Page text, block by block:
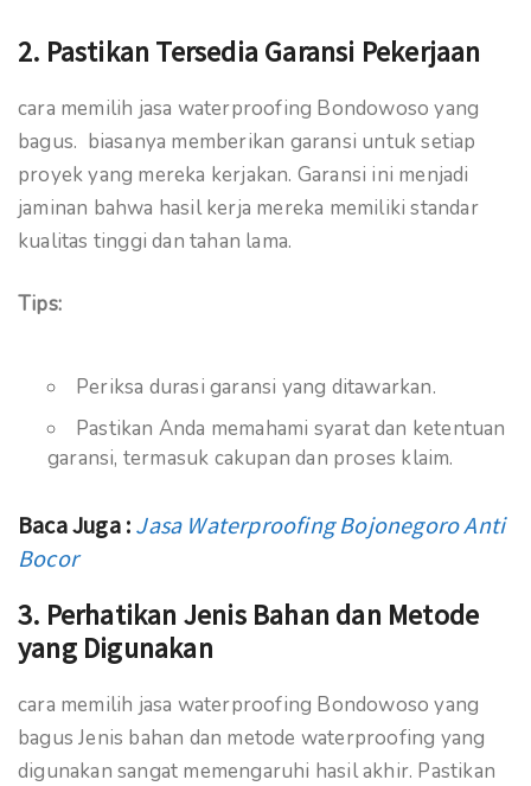
2. Pastikan Tersedia Garansi Pekerjaan
cara memilih jasa waterproofing Bondowoso yang
bagus. biasanya memberikan garansi untuk setiap
proyek yang mereka kerjakan. Garansi ini menjadi
jaminan bahwa hasil kerja mereka memiliki standar
kualitas tinggi dan tahan lama.
Tips:
Periksa durasi garansi yang ditawarkan.
Pastikan Anda memahami syarat dan ketentuan
garansi, termasuk cakupan dan proses klaim.
Baca Juga : Jasa Waterproofing Bojonegoro Anti
Bocor
3. Perhatikan Jenis Bahan dan Metode
yang Digunakan
cara memilih jasa waterproofing Bondowoso yang
bagus Jenis bahan dan metode waterproofing yang
digunakan sangat memengaruhi hasil akhir. Pastikan